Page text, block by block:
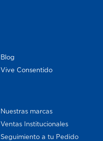
Blog
Vive Consentido
Nuestras marcas
Ventas Institucionales
Seguimiento a tu Pedido